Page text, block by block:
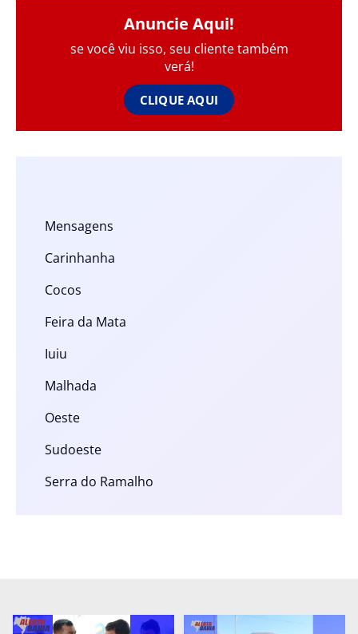
Anuncie Aqui!
se você viu isso, seu cliente também
verá!
CLIQUE AQUI
Mensagens
Carinhanha
Cocos
Feira da Mata
Iuiu
Malhada
Oeste
Sudoeste
Serra do Ramalho